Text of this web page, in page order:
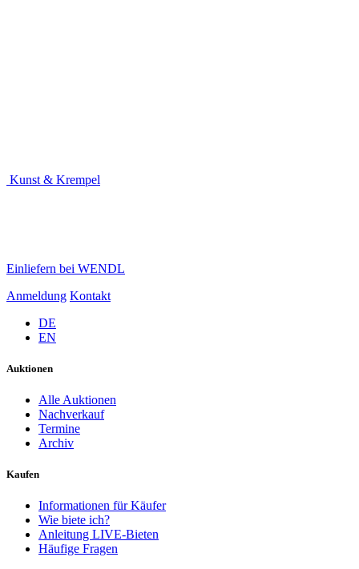
Kunst & Krempel
Einliefern bei WENDL
Anmeldung Kontakt
DE
EN
Auktionen
Alle Auktionen
Nachverkauf
Termine
Archiv
Kaufen
Informationen für Käufer
Wie biete ich?
Anleitung LIVE-Bieten
Häufige Fragen